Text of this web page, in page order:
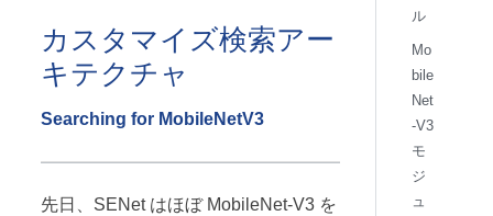
カスタマイズ検索アー
キテクチャ
Searching for MobileNetV3
先日、SENet はほぼ MobileNet-V3 を
ル
Mo
bile
Net
-V3
モ
ジ
ュ